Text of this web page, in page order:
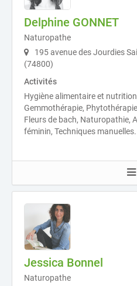
Delphine GONNET
Naturopathe
195 avenue des Jourdies
(74800)
Activités
Hygiène alimentaire et
Gemmothérapie,
Fleurs de bach, Naturopathie,
féminin, Techniques manuelles.
Jessica Bonnel
Naturopathe